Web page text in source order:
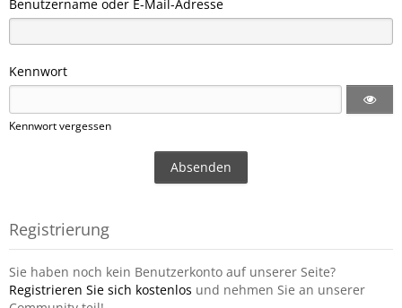
Benutzername oder E-Mail-Adresse
Kennwort
Kennwort vergessen
Registrierung
Sie haben noch kein Benutzerkonto auf unserer Seite?
Registrieren Sie sich kostenlos und nehmen Sie an unserer